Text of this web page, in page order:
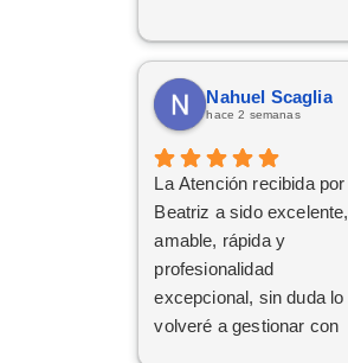
Nahuel Scaglia
hace 2 semanas
La Atención recibida por
Beatriz a sido excelente,
amable, rápida y
profesionalidad
excepcional, sin duda lo
volveré a gestionar con